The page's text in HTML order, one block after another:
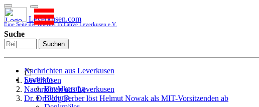
Leverkusen.com
Eine Seite der Internet Initiative Leverkusen e.V.
Suche
Suchen
Nachrichten aus Leverkusen
Stadtinfo
Bevölkerung
Bildung
Leverkusen
Nachrichten aus Leverkusen
Dr. Dr. Jörg Ferber löst Helmut Nowak als MIT-Vorsitzenden ab